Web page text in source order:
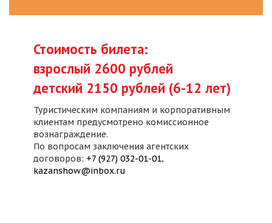
Стоимость билета:
взрослый 2600 рублей
детский 2150 рублей (6-12 лет)
Туристическим компаниям и корпоративным
клиентам предусмотрено комиссионное
вознаграждение.
По вопросам заключения агентских
договоров: +7 (927) 032-01-01,
kazanshow@inbox.ru